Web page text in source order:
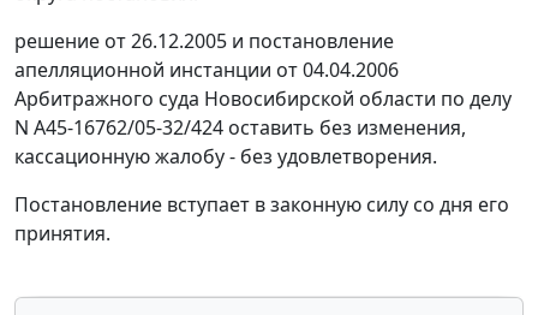
решение от 26.12.2005 и постановление
апелляционной инстанции от 04.04.2006
Арбитражного суда Новосибирской области по делу
N А45-16762/05-32/424 оставить без изменения,
кассационную жалобу - без удовлетворения.
Постановление вступает в законную силу со дня его
принятия.